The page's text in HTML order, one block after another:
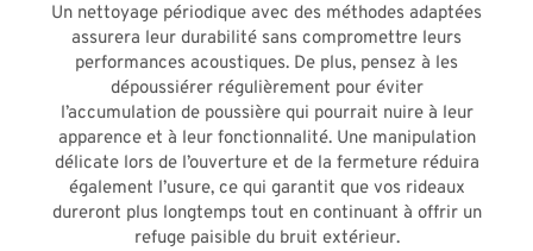
Un nettoyage périodique avec des méthodes adaptées
assurera leur durabilité sans compromettre leurs
performances acoustiques. De plus, pensez à les
dépoussiérer régulièrement pour éviter
l’accumulation de poussière qui pourrait nuire à leur
apparence et à leur fonctionnalité. Une manipulation
délicate lors de l’ouverture et de la fermeture réduira
également l’usure, ce qui garantit que vos rideaux
dureront plus longtemps tout en continuant à offrir un
refuge paisible du bruit extérieur.